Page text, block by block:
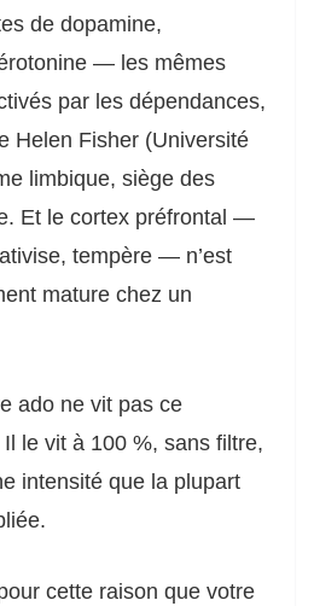
de dopamine,
— les mêmes
par les dépendances,
Helen Fisher (Université
limbique, siège des
Et le cortex préfrontal —
tempère — n’est
mature chez un
ado ne vit pas ce
le vit à 100 %, sans filtre,
intensité que la plupart
cette raison que votre